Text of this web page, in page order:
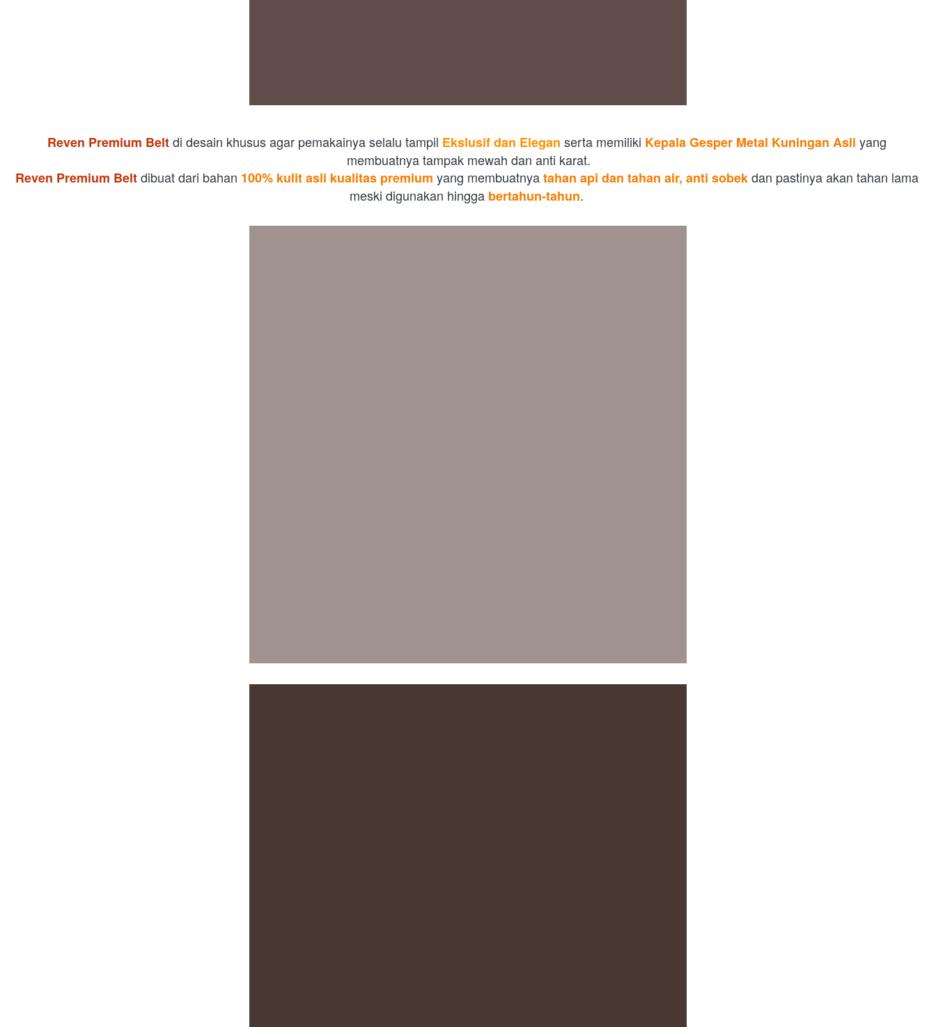
Reven Premium Belt di desain khusus agar pemakainya selalu tampil Ekslusif dan Elegan serta memiliki Kepala Gesper Metal Kuningan Asli yang
membuatnya tampak mewah dan anti karat.
Reven Premium Belt dibuat dari bahan 100% kulit asli kualitas premium yang membuatnya tahan api dan tahan air, anti sobek dan pastinya akan tahan lama
meski digunakan hingga bertahun-tahun.